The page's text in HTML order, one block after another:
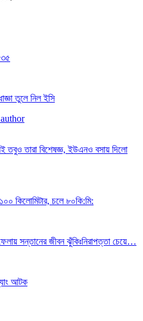
৩৫
তুলে নিল ইসি
তবুও তারা বিশেষজ্ঞ, ইউএনও বসায় দিলো
কিলোমিটার, চলে ৮০কি:মি:
সন্তানের জীবন ঝুঁকিঃনিরাপত্তা চেয়ে…
আটক